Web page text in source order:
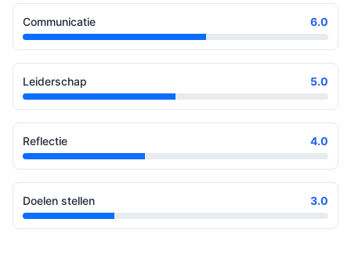
Communicatie 6.0
Leiderschap 5.0
Reflectie 4.0
Doelen stellen 3.0